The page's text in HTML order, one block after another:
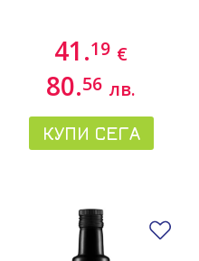
41.19 €
80.56 лв.
КУПИ СЕГА
Добави в любими